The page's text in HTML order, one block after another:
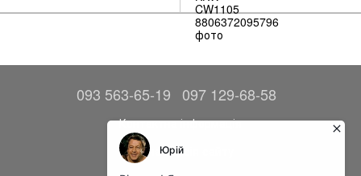
093 563-65-19 097 129-68-58
Контактна інформація
Повна версія сайту